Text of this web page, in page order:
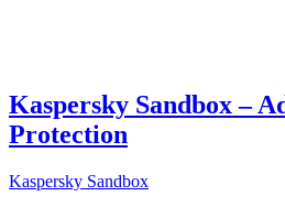
Kaspersky Sandbox –
Protection
Kaspersky Sandbox